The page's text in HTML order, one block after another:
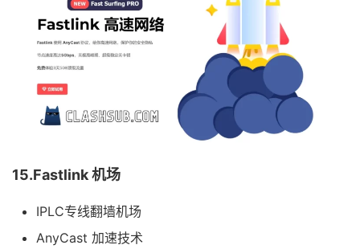
15.Fastlink 机场
IPLC专线翻墙机场
AnyCast 加速技术